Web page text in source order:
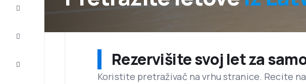
Rezervišite svoj let za
Koristite pretraživač na vrhu stranice. Recite